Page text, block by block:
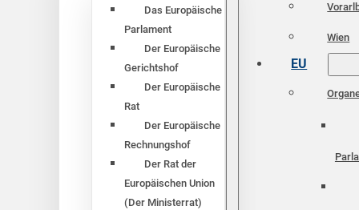
Das Europäische
Parlament
Der Europäische
Gerichtshof
Der Europäische
Rat
Der Europäische
Rechnungshof
Der Rat der
Europäischen Union
(Der Ministerrat)
Wien
EU